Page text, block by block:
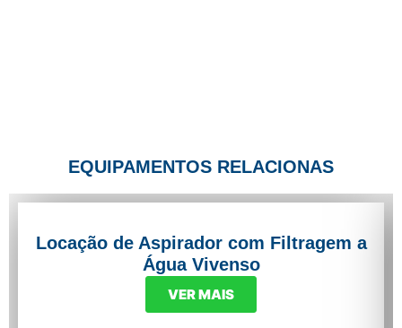
EQUIPAMENTOS RELACIONAS
Locação de Aspirador com Filtragem a
Água Vivenso
VER MAIS